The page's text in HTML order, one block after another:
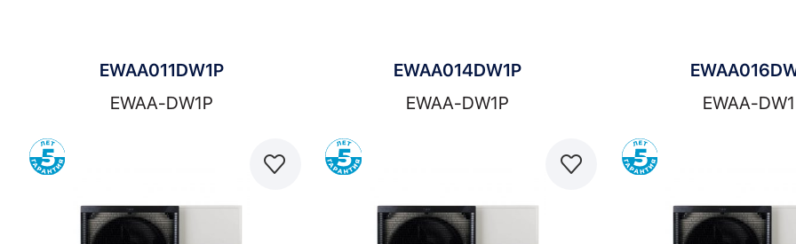
EWAA011DW1P
EWAA-DW1P
EWAA014DW1P
EWAA-DW1P
EWAA-